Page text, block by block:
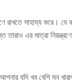
রাখতে সাহায্য করে।
এর মাত্রা
যদি খুব বেশি মন